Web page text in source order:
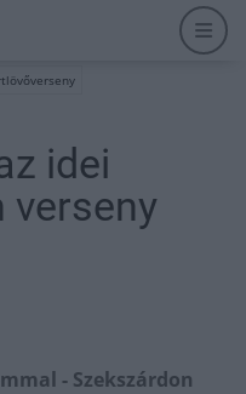
idei
verseny
- Szekszárdon